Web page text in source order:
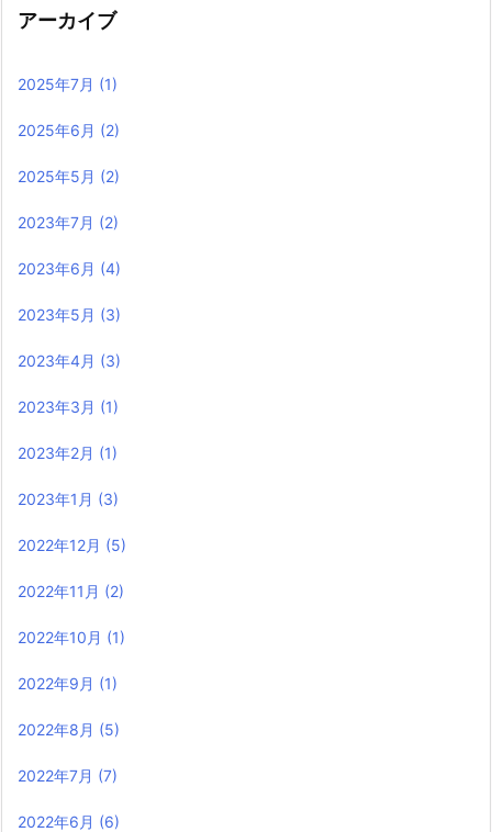
アーカイブ
2025年7月 (1)
2025年6月 (2)
2025年5月 (2)
2023年7月 (2)
2023年6月 (4)
2023年5月 (3)
2023年4月 (3)
2023年3月 (1)
2023年2月 (1)
2023年1月 (3)
2022年12月 (5)
2022年11月 (2)
2022年10月 (1)
2022年9月 (1)
2022年8月 (5)
2022年7月 (7)
2022年6月 (6)